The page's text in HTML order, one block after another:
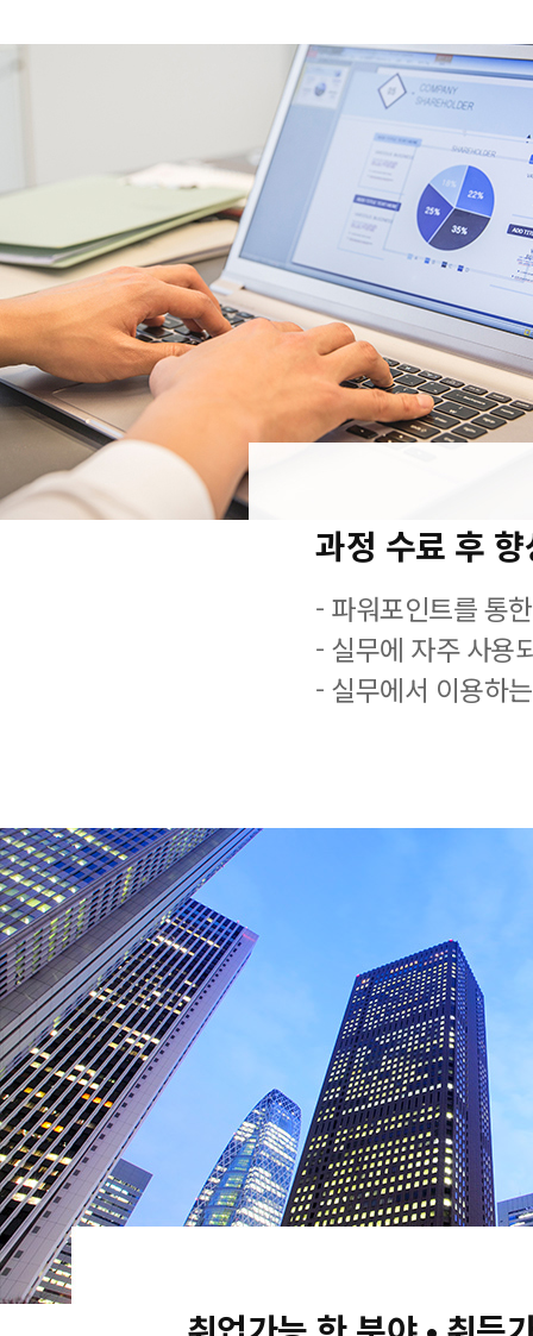
과정 수료 후
- 파워포인트를 통
- 실무에 자주 사용
- 실무에서 이용하